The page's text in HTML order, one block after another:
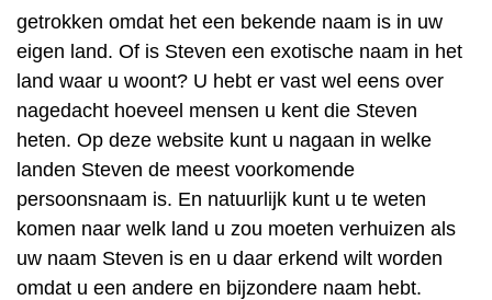
getrokken omdat het een bekende naam is in uw
eigen land. Of is Steven een exotische naam in het
land waar u woont? U hebt er vast wel eens over
nagedacht hoeveel mensen u kent die Steven
heten. Op deze website kunt u nagaan in welke
landen Steven de meest voorkomende
persoonsnaam is. En natuurlijk kunt u te weten
komen naar welk land u zou moeten verhuizen als
uw naam Steven is en u daar erkend wilt worden
omdat u een andere en bijzondere naam hebt.